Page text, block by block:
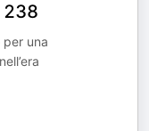
238
per una